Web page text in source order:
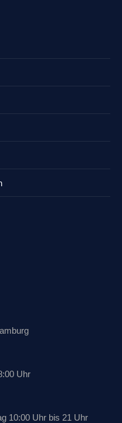
Uhr
10:00 Uhr bis 21 Uhr